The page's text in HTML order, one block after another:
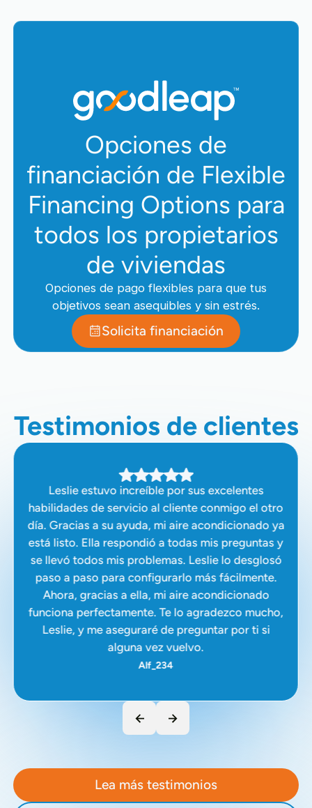
Opciones de
financiación de Flexible
Financing Options para
todos los propietarios
de viviendas
Opciones de pago flexibles para que tus
objetivos sean asequibles y sin estrés.
Solicita financiación
Testimonios de clientes
Leslie estuvo increíble por sus excelentes
habilidades de servicio al cliente conmigo el otro
día. Gracias a su ayuda, mi aire acondicionado ya
está listo. Ella respondió a todas mis preguntas y
se llevó todos mis problemas. Leslie lo desglosó
paso a paso para configurarlo más fácilmente.
Ahora, gracias a ella, mi aire acondicionado
funciona perfectamente. Te lo agradezco mucho,
Leslie, y me aseguraré de preguntar por ti si
alguna vez vuelvo.
Alf_234
Lea más testimonios